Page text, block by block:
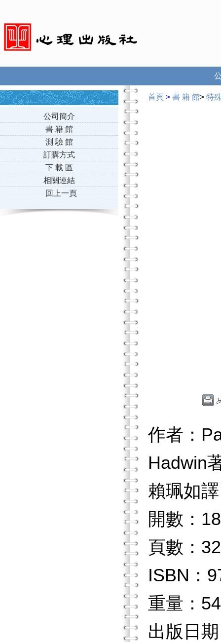
公司簡介
書 籍 館
測 驗 館
訂購方式
下 載 區
相關連結
回上一頁
首頁 > 書 籍 館> 特
作者：
Hadwin
賴珮如譯
開數：18
頁數：
ISBN：
重量：
出版日